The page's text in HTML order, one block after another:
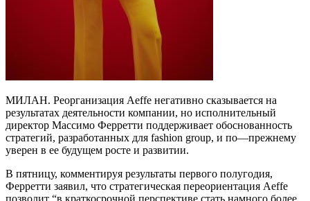
МИЛАН. Реорганизация Aeffe негативно сказывается на
результатах деятельности компании, но исполнительный
директор Массимо Ферретти поддерживает обоснованность
стратегий, разработанных для fashion group, и по—прежнему
уверен в ее будущем росте и развитии.
В пятницу, комментируя результаты первого полугодия,
Ферретти заявил, что стратегическая переориентация Aeffe
позволит “в краткосрочной перспективе стать намного более